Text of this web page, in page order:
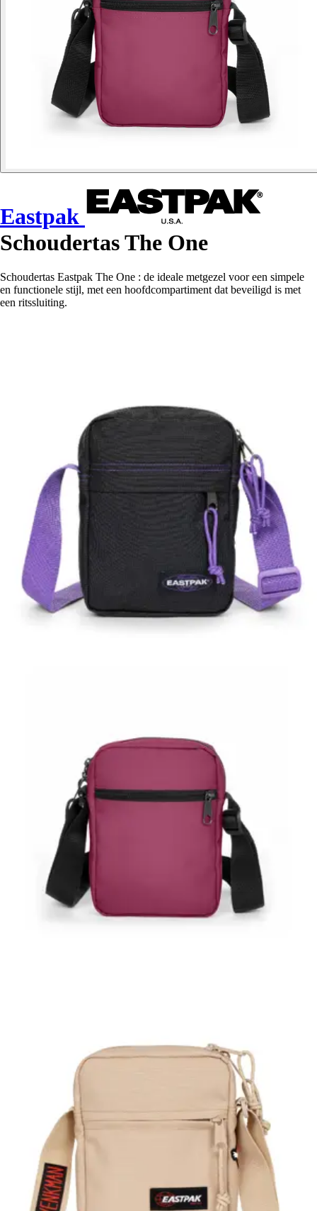
Eastpak
Schoudertas The One
Schoudertas Eastpak The One : de ideale metgezel voor een simpele
en functionele stijl, met een hoofdcompartiment dat beveiligd is met
een ritssluiting.